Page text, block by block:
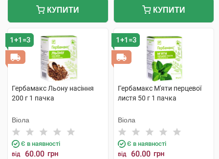
КУПИТИ КУПИТИ
1+1=3
Гербамакс Льону насіння
200 г 1 пачка
Віола
Є в наявності
від 60.00 грн
1+1=3
Гербамакс М'яти перцевої
листя 50 г 1 пачка
Віола
Є в наявності
від 60.00 грн